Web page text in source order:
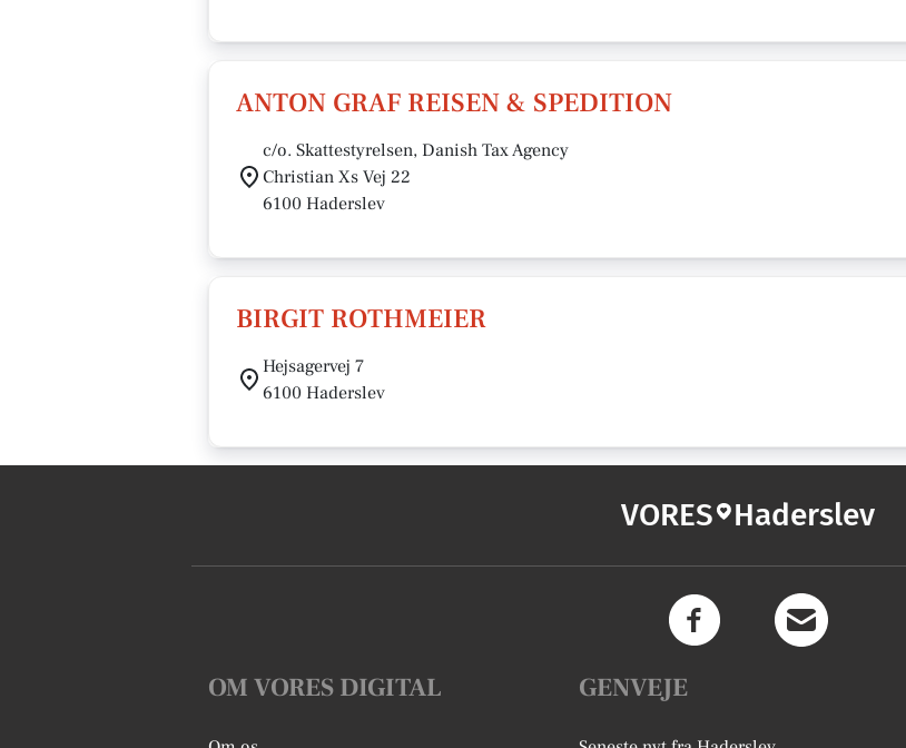
ANTON GRAF REISEN & SPEDITION
c/o. Skattestyrelsen, Danish Tax Agency
Christian Xs Vej 22
6100 Haderslev
BIRGIT ROTHMEIER
Hejsagervej 7
6100 Haderslev
VORES Haderslev
OM VORES DIGITAL GENVEJE